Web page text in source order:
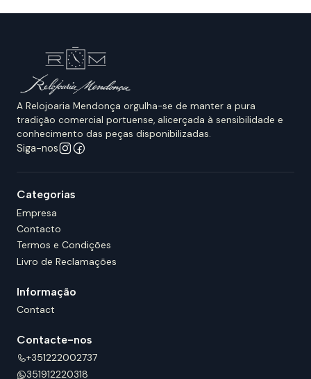
A Relojoaria Mendonça orgulha-se de manter a pura
tradição comercial portuense, alicerçada à sensibilidade e
conhecimento das peças disponibilizadas.
Siga-nos
Categorias
Empresa
Contacto
Termos e Condições
Livro de Reclamações
Informação
Contact
Contacte-nos
+351222002737
351912220318